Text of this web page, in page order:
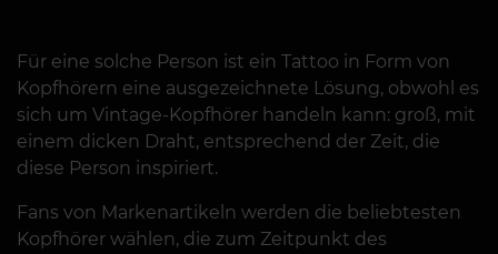
Für eine solche Person ist ein Tattoo in Form von
Kopfhörern eine ausgezeichnete Lösung, obwohl es
sich um Vintage-Kopfhörer handeln kann: groß, mit
einem dicken Draht, entsprechend der Zeit, die
diese Person inspiriert.
Fans von Markenartikeln werden die beliebtesten
Kopfhörer wählen, die zum Zeitpunkt des